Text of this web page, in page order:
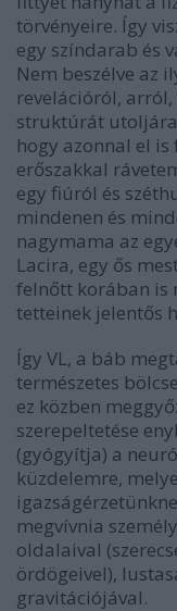
törvényeire. Így
egy színdarab és
Nem beszélve az
revelációról, arról,
struktúrát
hogy azonnal el
erőszakkal
egy fiúról és
mindenen és
nagymama az
Lacira, egy ős
felnőtt korában is
tetteinek jelentős
Így VL, a báb
természetes
ez közben
szerepeltetése
(gyógyítja) a
küzdelemre,
megvívnia
oldalaival
ördögeivel),
gravitációjával.